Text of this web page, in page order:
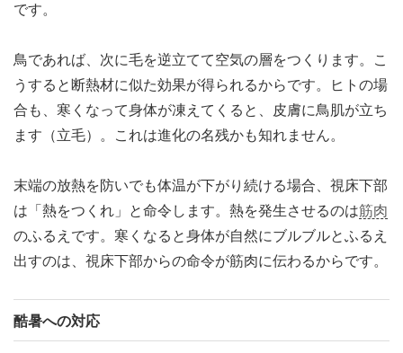
です。
鳥であれば、次に毛を逆立てて空気の層をつくります。こ
うすると断熱材に似た効果が得られるからです。ヒトの場
合も、寒くなって身体が凍えてくると、皮膚に鳥肌が立ち
ます（立毛）。これは進化の名残かも知れません。
末端の放熱を防いでも体温が下がり続ける場合、視床下部
は「熱をつくれ」と命令します。熱を発生させるのは筋肉
のふるえです。寒くなると身体が自然にブルブルとふるえ
出すのは、視床下部からの命令が筋肉に伝わるからです。
酷暑への対応